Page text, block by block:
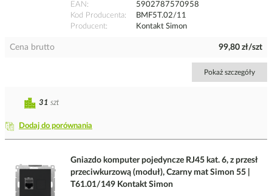
EAN
5902787570958
Kod Producenta
BMF5T.02/11
Producent
Kontakt Simon
Cena brutto 99,80 zł/szt
Pokaż szczegóły
Dodaj do porównania
31 szt
Gniazdo komputer pojedyncze RJ45 kat. 6, z przesł
przeciwkurzową (moduł), Czarny mat Simon 55 |
T61.01/149 Kontakt Simon